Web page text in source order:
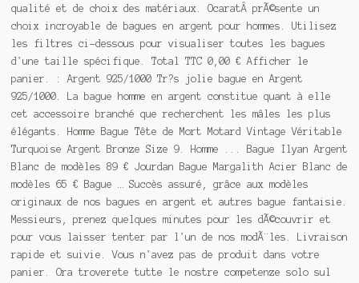
qualité et de choix des matériaux. OcaratÂ prÃ©sente un
choix incroyable de bagues en argent pour hommes. Utilisez
les filtres ci-dessous pour visualiser toutes les bagues
d'une taille spécifique. Total TTC 0,00 € Afficher le
panier. : Argent 925/1000 Tr?s jolie bague en Argent
925/1000. La bague homme en argent constitue quant à elle
cet accessoire branché que recherchent les mâles les plus
élégants. Homme Bague Tête de Mort Motard Vintage Véritable
Turquoise Argent Bronze Size 9. Homme ... Bague Ilyan Argent
Blanc de modèles 89 € Jourdan Bague Margalith Acier Blanc de
modèles 65 € Bague … Succès assuré, grâce aux modèles
originaux de nos bagues en argent et autres bague fantaisie.
Messieurs, prenez quelques minutes pour les dÃ©couvrir et
pour vous laisser tenter par l'un de nos modÃ¨les. Livraison
rapide et suivie. Vous n'avez pas de produit dans votre
panier. Ora troverete tutte le nostre competenze solo sul